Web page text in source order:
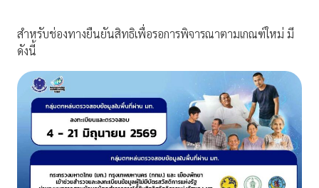
สำหรับช่องทางยืนยันสิทธิเพื่อรอการพิจารณาตามเกณฑ์ใหม่ มี
ดังนี้